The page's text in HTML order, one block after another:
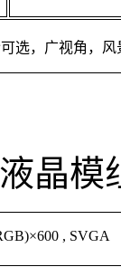
选，广视角，
晶模
, SVGA